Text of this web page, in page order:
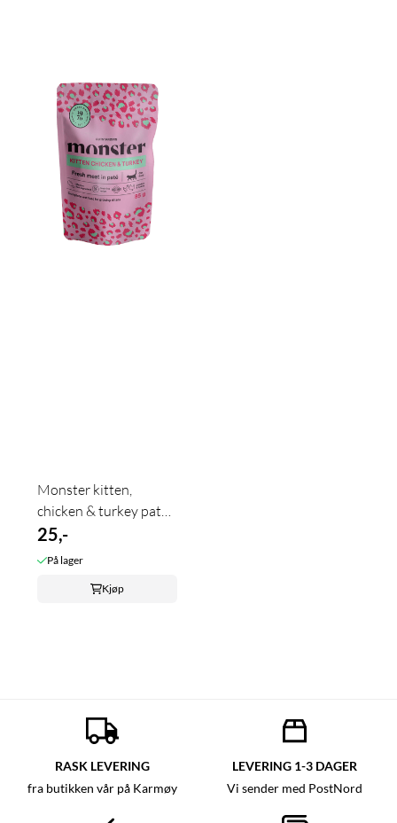
Monster kitten,
chicken & turkey paté
85g
25,-
På lager
Kjøp
RASK LEVERING
fra butikken vår på Karmøy
LEVERING 1-3 DAGER
Vi sender med PostNord